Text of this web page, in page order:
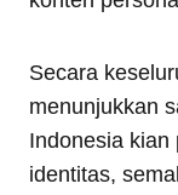
Secara
menunjukkan
Indonesia kian
identitas,